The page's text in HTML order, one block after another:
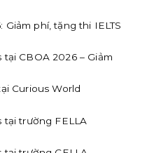
phí, tặng thi IELTS
CBOA 2026 – Giảm
Curious World
trường FELLA